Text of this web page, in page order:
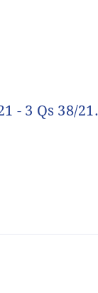
- 3 Qs 38/21.